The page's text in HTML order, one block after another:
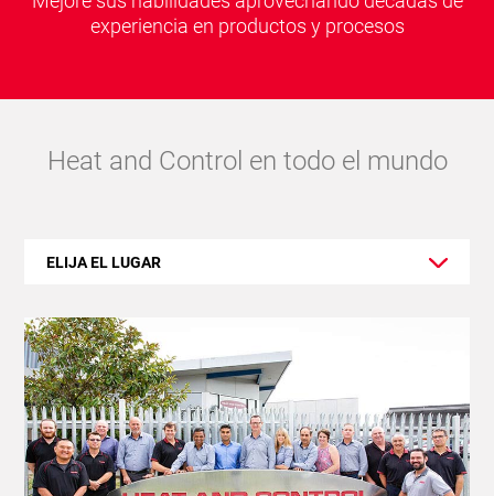
experiencia en productos y procesos
Heat and Control en todo el mundo
ELIJA EL LUGAR